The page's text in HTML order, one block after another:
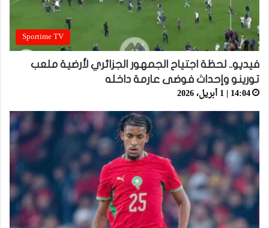
Sportime TV
فيديو.. لحظة اجتياح الجمهور الجزائري لأرضية ملعب
تورينو وإحداث فوضى عارمة داخله
14:04 | 1 أبريل، 2026